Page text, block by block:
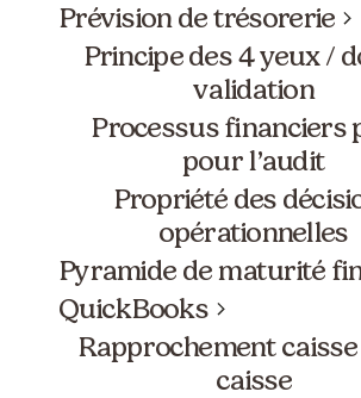
Prévision de trésorerie
Principe des 4 yeux /
validation
Processus financiers
pour l’audit
Propriété des
opérationnelles
Pyramide de maturité
QuickBooks
Rapprochement caisse
caisse